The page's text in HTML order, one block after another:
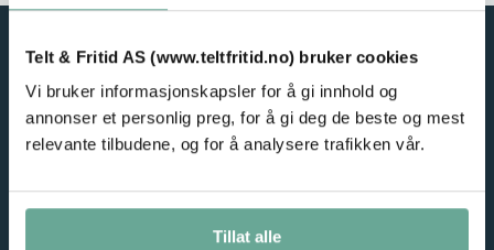
Telt & Fritid AS (www.teltfritid.no) bruker cookies
Vi bruker informasjonskapsler for å gi innhold og
annonser et personlig preg, for å gi deg de beste og mest
relevante tilbudene, og for å analysere trafikken vår.
Tillat alle